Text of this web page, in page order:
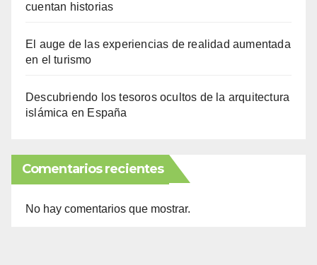
cuentan historias
El auge de las experiencias de realidad aumentada
en el turismo
Descubriendo los tesoros ocultos de la arquitectura
islámica en España
Comentarios recientes
No hay comentarios que mostrar.